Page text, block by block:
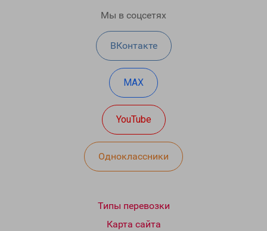
Мы в соцсетях
ВКонтакте
MAX
YouTube
Одноклассники
Типы перевозки
Карта сайта